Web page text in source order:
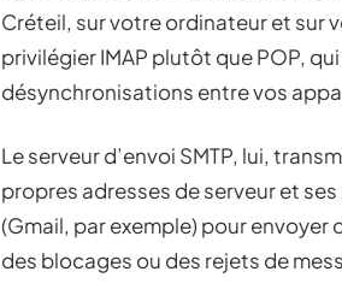
Créteil, sur votre ordinateur et sur
privilégier IMAP plutôt que POP,
désynchronisations entre vos
Le serveur d’envoi SMTP, lui,
propres adresses de serveur et
(Gmail, par exemple) pour
des blocages ou des rejets de